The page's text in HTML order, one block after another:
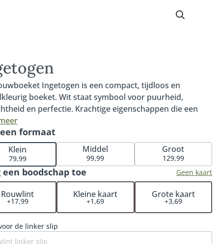
Ingetogen is een compact, tijdloos en
boeket. Wit staat symbool voor puurheid,
en perfectie. Krachtige eigenschappen die een
vertegenwoordigen en die je terugziet in de dit pure
De klassieke en tijdloze uitstraling zorgt ervoor
rouwboeket Ingetogen past bij elk afscheid. Fijn om te
iedere bestelling met rouwwerk wordt persoonlijk en
gecontroleerd. Hiermee garanderen wij dat het
volledig naar wens wordt samengesteld. De
worden op een locatie naar keuze (bij een kerk,
of crematorium). Je hoeft het rouwstuk niet zelf
bij de bloemist. De Fleurop bloemist zorgt ervoor
rouwboeket op het juiste moment wordt bezorgd en
bloemen op hun mooist zijn. Een extra fijne gedachte in
formaat
Klein
79,99
Middel
99,99
Groot
129,99
een boodschap toe Geen kaart
Rouwlint
+17,99
Kleine kaart
+1,69
Grote kaart
+3,69
de linker slip